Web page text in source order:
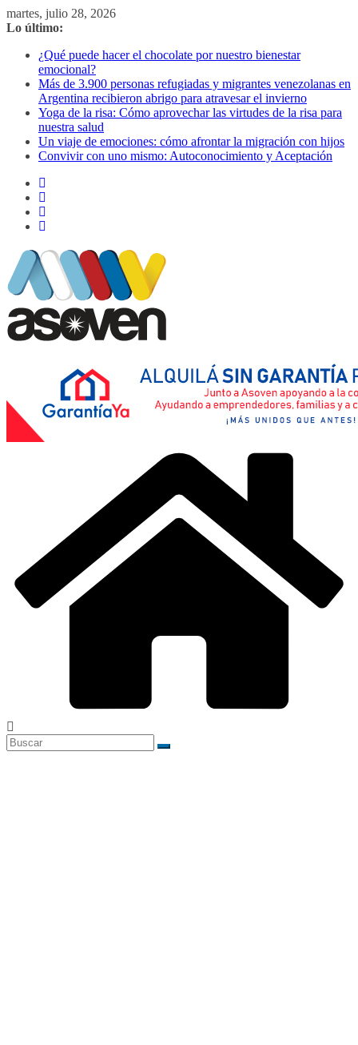
Saltar
al
martes, julio 28, 2026
Lo último:
¿Qué puede hacer el chocolate por nuestro bienestar
emocional?
Más de 3.900 personas refugiadas y migrantes venezolanas en
Argentina recibieron abrigo para atravesar el invierno
Yoga de la risa: Cómo aprovechar las virtudes de la risa para
nuestra salud
Un viaje de emociones: cómo afrontar la migración con hijos
Convivir con uno mismo: Autoconocimiento y Aceptación